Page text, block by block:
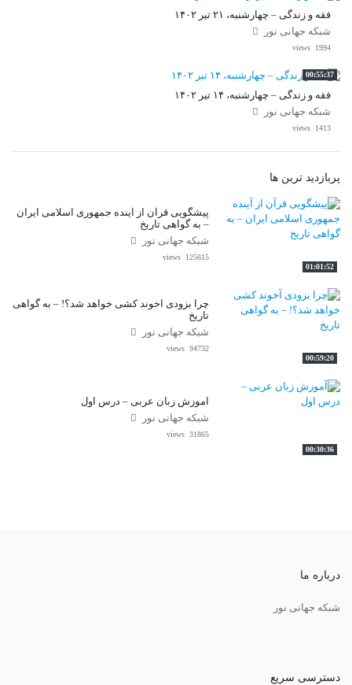
فقه و زندگی – چهارشنبه، ۲۱ تیر ۱۴۰۲
شبکه جهانی نور
1994 views
00:55:37
فقه و زندگی – چهارشنبه، ۱۴ تیر ۱۴۰۲
شبکه جهانی نور
1413 views
پربازدید ترین ها
01:01:52
پیشگویی قرآن از آینده جمهوری اسلامی ایران
– به گواهی تاریخ
شبکه جهانی نور
125615 views
00:59:20
چرا بزودی آخوند کشی خواهد شد؟! – به گواهی
تاریخ
شبکه جهانی نور
94732 views
00:30:36
آموزش زبان عربی – درس اول
شبکه جهانی نور
31865 views
درباره ما
شبکه جهانی نور
دسترسی سریع